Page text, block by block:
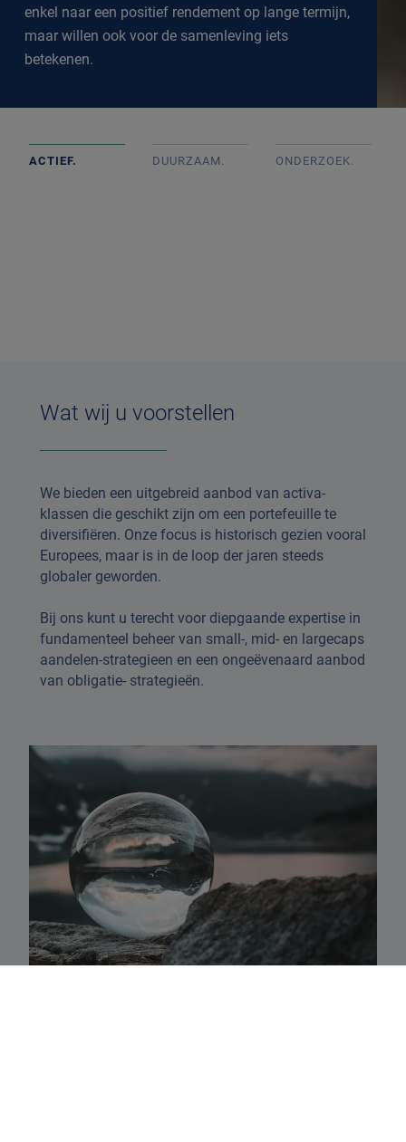
enkel naar een positief rendement op lange termijn,
maar willen ook voor de samenleving iets
betekenen.
ACTIEF. DUURZAAM. ONDERZOEK.
Wat wij u voorstellen
We bieden een uitgebreid aanbod van activa-
klassen die geschikt zijn om een portefeuille te
diversifiëren. Onze focus is historisch gezien vooral
Europees, maar is in de loop der jaren steeds
globaler geworden.
Bij ons kunt u terecht voor diepgaande expertise in
fundamenteel beheer van small-, mid- en largecaps
aandelen-strategieen en een ongeëvenaard aanbod
van obligatie- strategieën.